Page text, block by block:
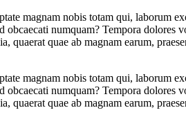
magnam nobis totam qui, laborum
numquam? Tempora dolores
quaerat quae ab magnam earum,
magnam nobis totam qui, laborum
numquam? Tempora dolores
quaerat quae ab magnam earum,